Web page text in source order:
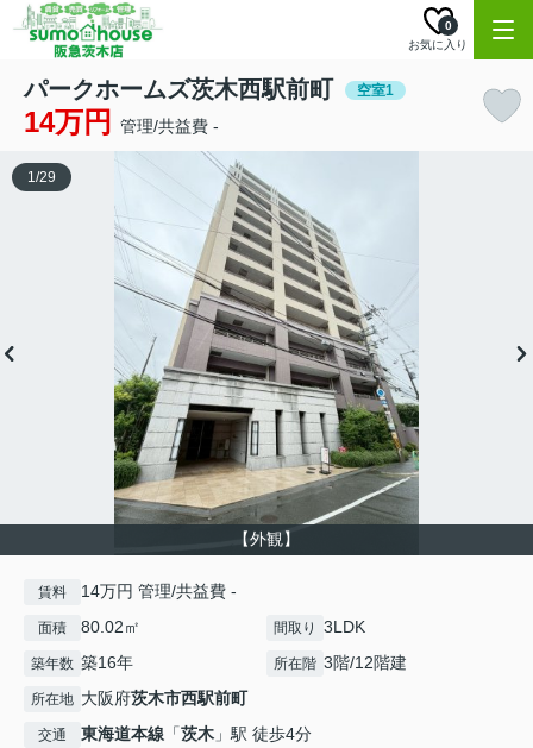
お気に入り
0
パークホームズ茨木西駅前町 空室1
14万円 管理/共益費 -
【外観】
1/29
賃料 14万円 管理/共益費 -
面積 80.02㎡ 間取り 3LDK
築年数 築16年 所在階 3階/12階建
所在地 大阪府茨木市西駅前町
交通 東海道本線 「茨木 」駅 徒歩4分